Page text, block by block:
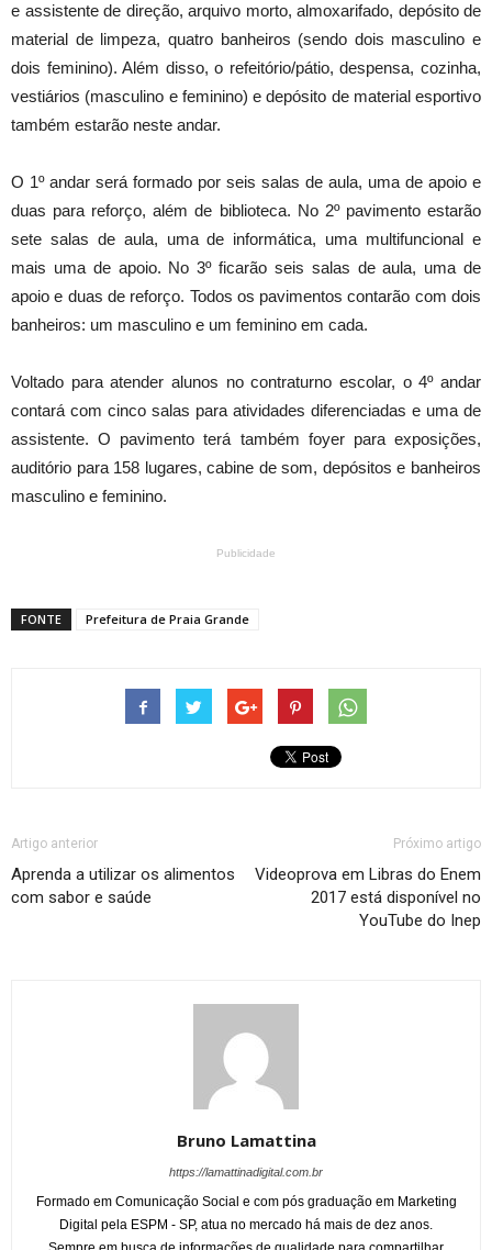
e assistente de direção, arquivo morto, almoxarifado, depósito de
material de limpeza, quatro banheiros (sendo dois masculino e
dois feminino). Além disso, o refeitório/pátio, despensa, cozinha,
vestiários (masculino e feminino) e depósito de material esportivo
também estarão neste andar.
O 1º andar será formado por seis salas de aula, uma de apoio e
duas para reforço, além de biblioteca. No 2º pavimento estarão
sete salas de aula, uma de informática, uma multifuncional e
mais uma de apoio. No 3º ficarão seis salas de aula, uma de
apoio e duas de reforço. Todos os pavimentos contarão com dois
banheiros: um masculino e um feminino em cada.
Voltado para atender alunos no contraturno escolar, o 4º andar
contará com cinco salas para atividades diferenciadas e uma de
assistente. O pavimento terá também foyer para exposições,
auditório para 158 lugares, cabine de som, depósitos e banheiros
masculino e feminino.
Publicidade
FONTE Prefeitura de Praia Grande
Artigo anterior
Aprenda a utilizar os alimentos
com sabor e saúde
Próximo artigo
Videoprova em Libras do Enem
2017 está disponível no
YouTube do Inep
Bruno Lamattina
https://lamattinadigital.com.br
Formado em Comunicação Social e com pós graduação em Marketing
Digital pela ESPM - SP, atua no mercado há mais de dez anos.